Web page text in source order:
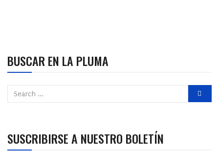
BUSCAR EN LA PLUMA
SUSCRIBIRSE A NUESTRO BOLETÍN